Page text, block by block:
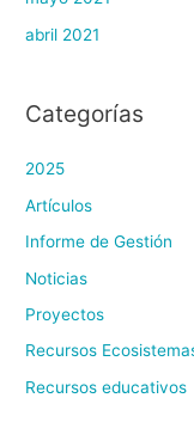
abril 2021
Categorías
2025
Artículos
Informe de Gestión
Noticias
Proyectos
Recursos
Recursos educativos